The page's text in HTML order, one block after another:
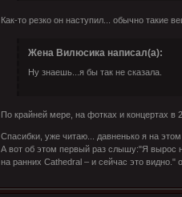
Как-то резко он наступил... обычно такие
Жена Вилюсика написал(а):
Ну знаешь...я бы так не сказала.
По крайней мере, на фотках и концертах в
Спасибки, уже читаю... давненько я на
А вот об этом первый раз слышу:"Я вырос
на ранних Cathedral – и сейчас это